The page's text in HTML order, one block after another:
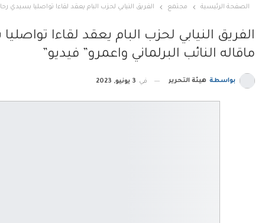
الصفحة الرئيسية مجتمع الفريق النيابي لحزب البام يعقد لقاءا تواصليا بسيدي
الفريق النيابي لحزب البام يعقد لقاءا
ماقاله النائب البرلماني واعمرو” فيديو”
بواسطة هيئة التحرير في 3 يونيو, 2023